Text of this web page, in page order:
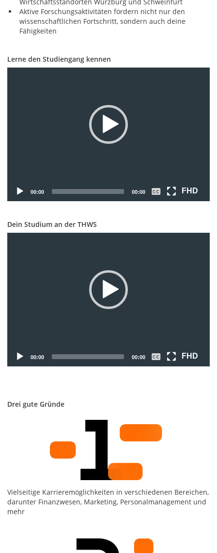
Aktive Forschungsaktivitäten fördern nicht nur den
wissenschaftlichen Fortschritt, sondern auch deine
Fähigkeiten
Lerne den Studiengang kennen
00:00 00:00 FHD
Dein Studium an der THWS
00:00 00:00 FHD
Drei gute Gründe
Vielseitige Karrieremöglichkeiten in verschiedenen Bereichen,
darunter Finanzwesen, Marketing, Personalmanagement und
mehr